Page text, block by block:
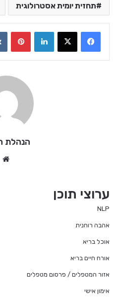
תחזית יומית אסטרולוגית
LinkedIn
הנהלת
ערוצי תוכן
NLP
אהבה רוחנית
אוכל בריא
אורח חיים בריא
אזור המטפלים / פרסום מטפלים
אימון אישי